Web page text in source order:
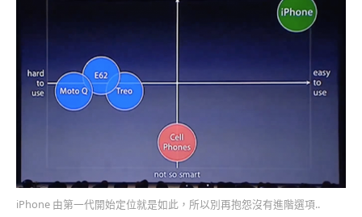
iPhone 由第一代開始定位就是如此，所以別再抱怨沒有進階選項..